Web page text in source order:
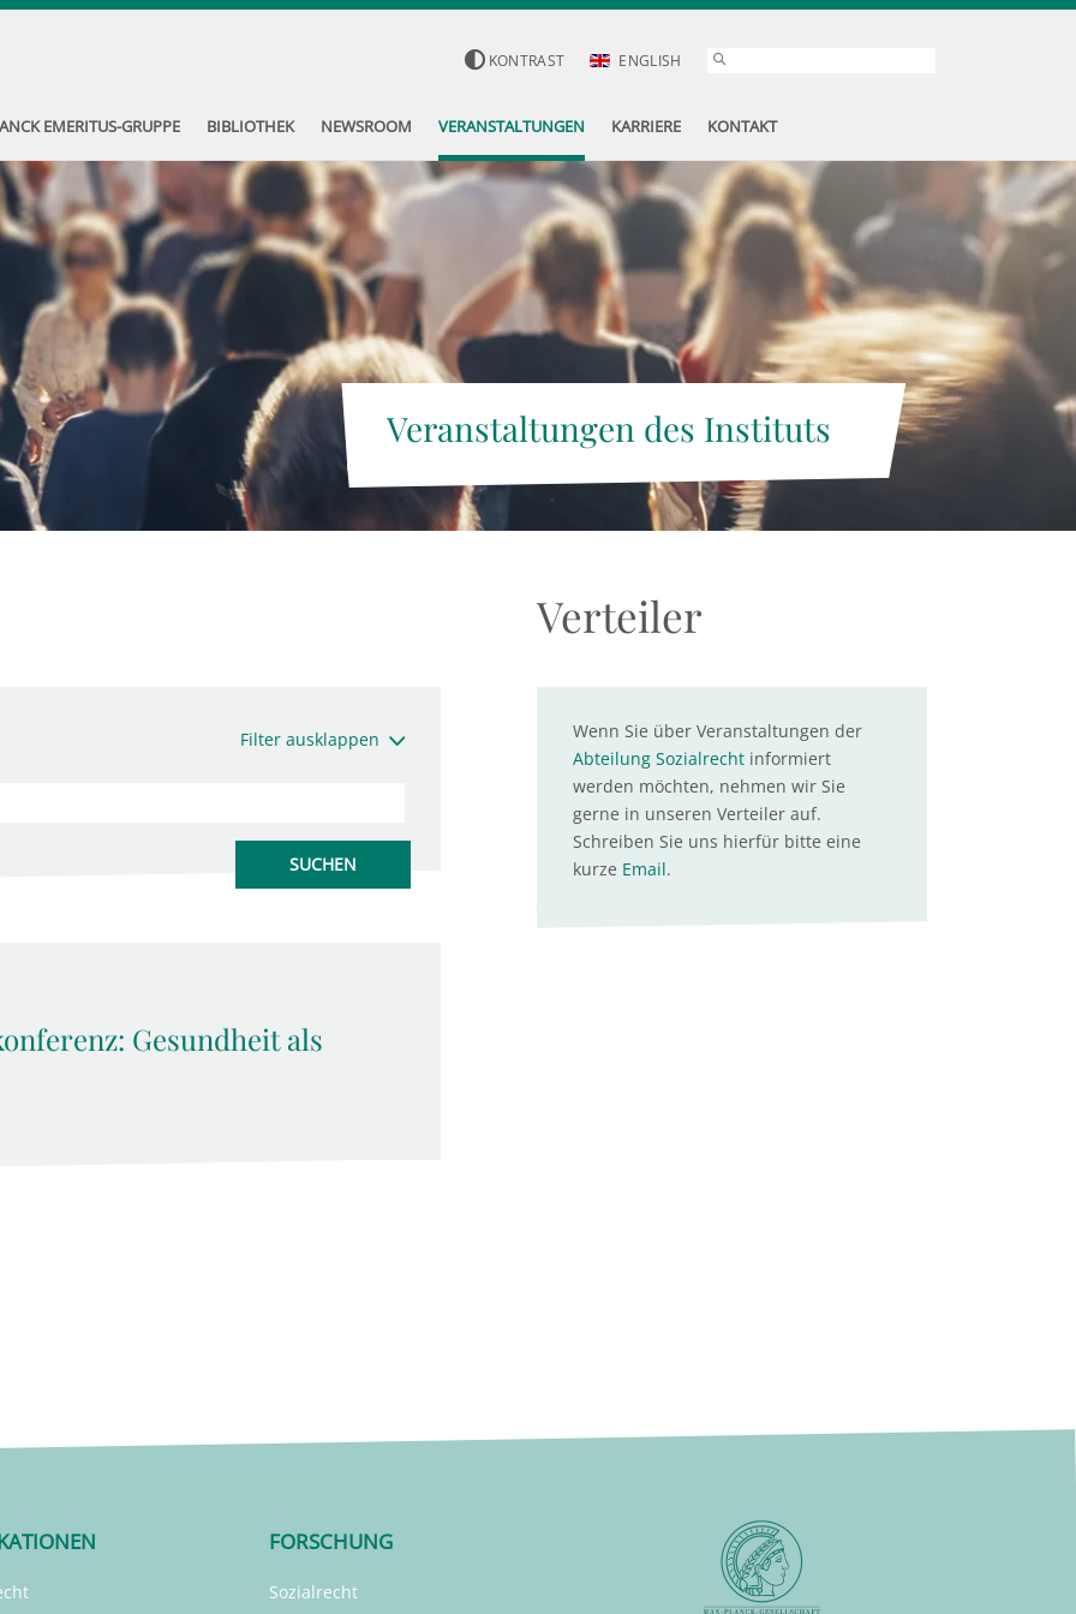
KONTRAST ENGLISH
EMERITUS-GRUPPE BIBLIOTHEK NEWSROOM VERANSTALTUNGEN KARRIERE KONTAKT
Veranstaltungen des Instituts
Filter ausklappen
Gesundheit als
Verteiler
Wenn Sie über Veranstaltungen der
Abteilung Sozialrechtinformiert
werden möchten, nehmen wir Sie
gerne in unseren Verteiler auf.
Schreiben Sie uns hierfür bitte eine
kurze Email.
FORSCHUNG
Sozialrecht